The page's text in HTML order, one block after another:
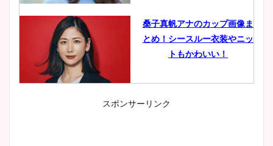
桑子真帆アナのカップ画像ま
とめ！シースルー衣装やニッ
トもかわいい！
小室瑛莉子のカップ画像まと
スポンサーリンク